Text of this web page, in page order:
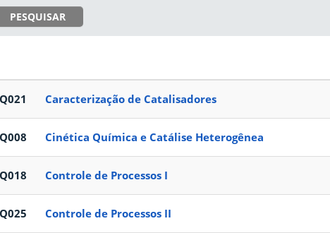
PESQUISAR
Caracterização de Catalisadores
Cinética Química e Catálise Heterogênea
Controle de Processos I
Controle de Processos II